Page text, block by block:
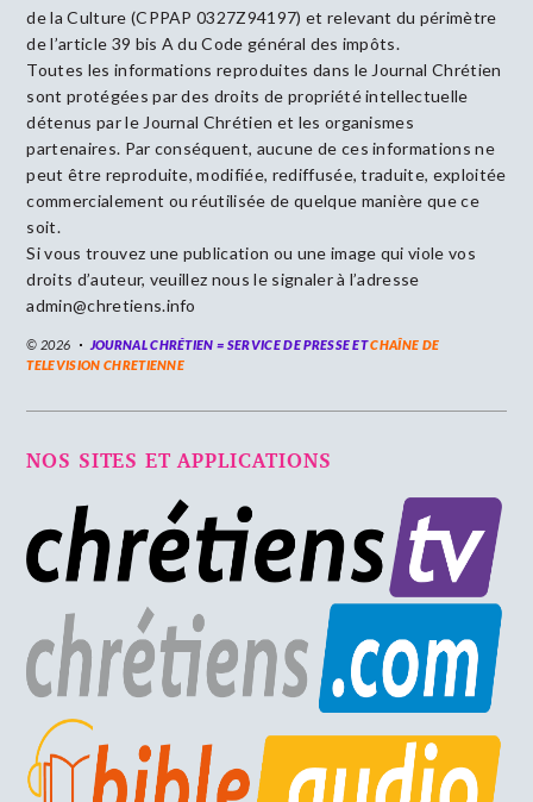
de la Culture (CPPAP 0327Z94197) et relevant du périmètre
de l’article 39 bis A du Code général des impôts.
Toutes les informations reproduites dans le Journal Chrétien
sont protégées par des droits de propriété intellectuelle
détenus par le Journal Chrétien et les organismes
partenaires. Par conséquent, aucune de ces informations ne
peut être reproduite, modifiée, rediffusée, traduite, exploitée
commercialement ou réutilisée de quelque manière que ce
soit.
Si vous trouvez une publication ou une image qui viole vos
droits d’auteur, veuillez nous le signaler à l’adresse
admin@chretiens.info
© 2026 JOURNAL CHRÉTIEN = SERVICE DE PRESSE ETCHAÎNE DE
TELEVISION CHRETIENNE
NOS SITES ET APPLICATIONS